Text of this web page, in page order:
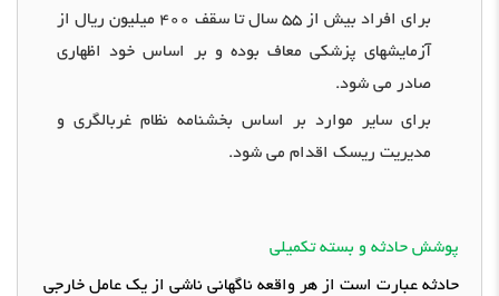
برای افراد بیش از55 سال تا سقف 400 میلیون ریالاز
آزمایشهای پزشکی معاف بوده و بر اساس خود اظهاری
صادر می شود.
برای سایر موارد بر اساس بخشنامه نظام غربالگری و
مدیریت ریسکاقدام می شود.
پوشش حادثه و بسته تکمیلی
حادثه عبارت است از هر واقعه ناگهانی ناشی از یک عامل خارجی